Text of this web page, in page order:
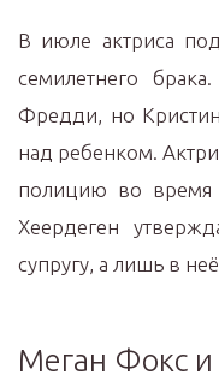
В июле актриса
семилетнего
Фредди, но
над ребенком.
полицию во время
Хеердеген
супругу, а лишь в
Меган Фокс и